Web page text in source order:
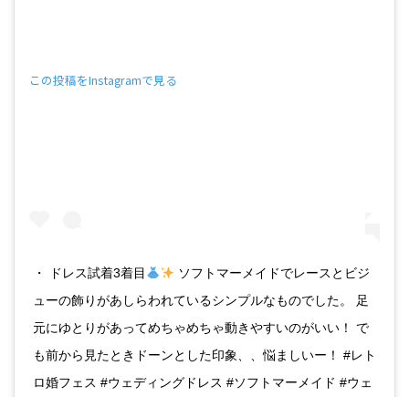
この投稿をInstagramで見る
・ ドレス試着3着目
ソフトマーメイドでレースとビジ
ューの飾りがあしらわれているシンプルなものでした。 足
元にゆとりがあってめちゃめちゃ動きやすいのがいい！ で
も前から見たときドーンとした印象、、悩ましいー！ #レト
ロ婚フェス #ウェディングドレス #ソフトマーメイド #ウェ